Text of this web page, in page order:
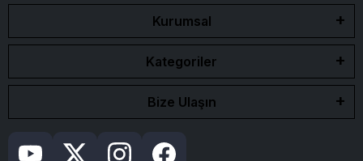
Kurumsal
Kategoriler
Bize Ulaşın